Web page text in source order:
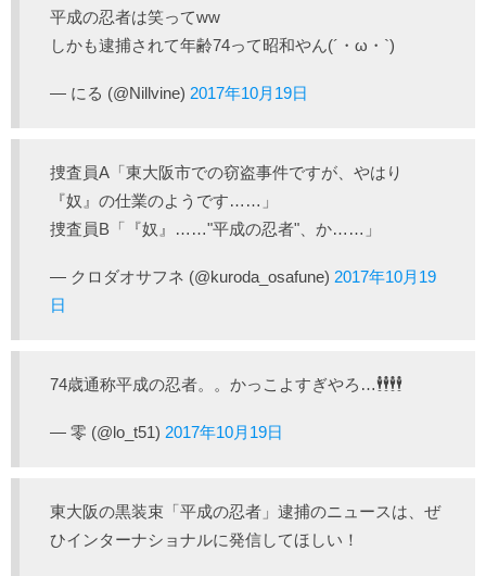
平成の忍者は笑ってww
しかも逮捕されて年齢74って昭和やん(´・ω・`)
— にる (@Nillvine) 2017年10月19日
捜査員A「東大阪市での窃盗事件ですが、やはり
『奴』の仕業のようです……」
捜査員B「『奴』……"平成の忍者"、か……」
— クロダオサフネ (@kuroda_osafune) 2017年10月19
日
74歳通称平成の忍者。。かっこよすぎやろ…🕴🕴🕴🕴
— 零 (@lo_t51) 2017年10月19日
東大阪の黒装束「平成の忍者」逮捕のニュースは、ぜ
ひインターナショナルに発信してほしい！